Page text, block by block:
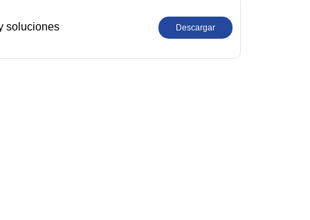
soluciones Descargar